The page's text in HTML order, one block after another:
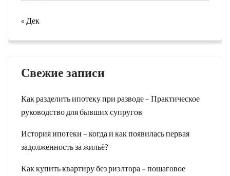
« Дек
Свежие записи
Как разделить ипотеку при разводе – Практическое
руководство для бывших супругов
История ипотеки – когда и как появилась первая
задолженность за жильё?
Как купить квартиру без риэлтора – пошаговое